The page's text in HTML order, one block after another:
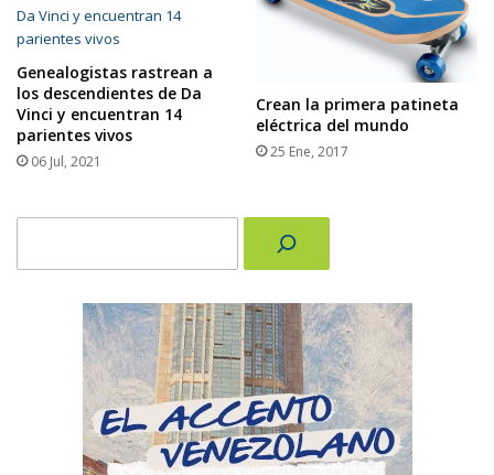
Genealogistas rastrean a
los descendientes de Da
Vinci y encuentran 14
parientes vivos
06 Jul, 2021
Crean la primera patineta
eléctrica del mundo
25 Ene, 2017